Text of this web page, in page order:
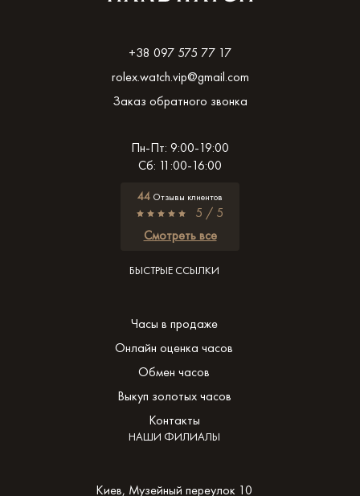
+38 097 575 77 17
rolex.watch.vip@gmail.com
Заказ обратного звонка
Пн-Пт: 9:00-19:00
Сб: 11:00-16:00
44 Отзывы клиентов
5 / 5
Смотреть все
БЫСТРЫЕ ССЫЛКИ
Часы в продаже
Онлайн оценка часов
Обмен часов
Выкуп золотых часов
Контакты
НАШИ ФИЛИАЛЫ
Киев, Музейный переулок 10